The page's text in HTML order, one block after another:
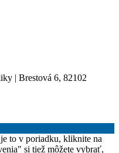
| Brestová 6, 82102
to v poriadku, kliknite na
si tiež môžete vybrať,